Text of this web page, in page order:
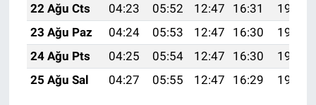
22 Ağu Cts
04:23 05:52 12:47 16:31
19:32
23 Ağu Paz
04:24 05:53 12:47 16:30
19:31
24 Ağu Pts
04:25 05:54 12:47 16:30
19:30
25 Ağu Sal
04:27 05:55 12:47 16:29 19:28